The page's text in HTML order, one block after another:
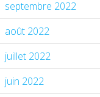
septembre 2022
août 2022
juillet 2022
juin 2022